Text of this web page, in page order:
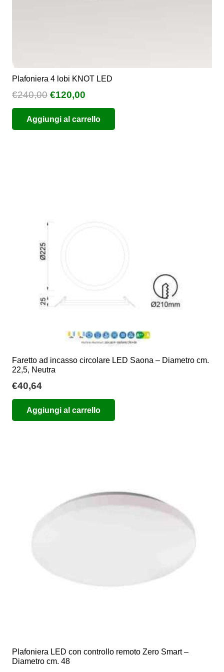
Plafoniera 4 lobi KNOT LED
€240,00 Il
prezzo
originale
era:
€120,00
prezzo
attuale
è:
Aggiungi al carrello
Faretto ad incasso circolare LED Saona – Diametro cm.
22,5, Neutra
€40,64
Aggiungi al carrello
Plafoniera LED con controllo remoto Zero Smart –
Diametro cm. 48